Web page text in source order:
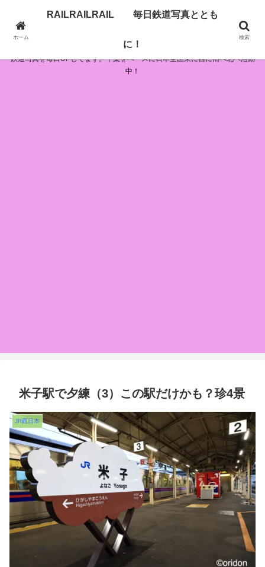
RAILRAILRAIL 毎日鉄道写真とともに！
鉄道写真を毎日UPしてます。千葉をベースに日本全国東に西に南へ北へ活動
中！
米子駅で夕練（3）この駅だけかも？珍4景
JR西日本
ホーム
RAILRAILRAIL 毎日鉄道写真ととも
に！
検索